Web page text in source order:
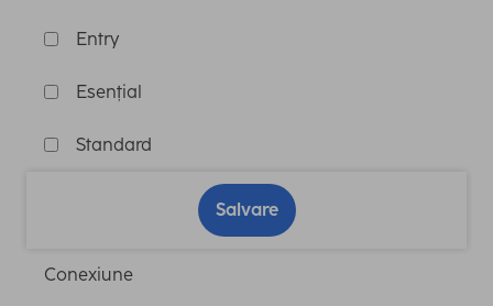
Entry
Esențial
Standard
Salvare
Conexiune